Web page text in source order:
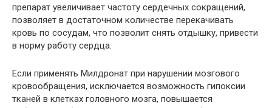
препарат увеличивает частоту сердечных сокращений,
позволяет в достаточном количестве перекачивать
кровь по сосудам, что позволит снять отдышку, привести
в норму работу сердца.
Если применять Милдронат при нарушении мозгового
кровообращения, исключается возможность гипоксии
тканей в клетках головного мозга, повышается